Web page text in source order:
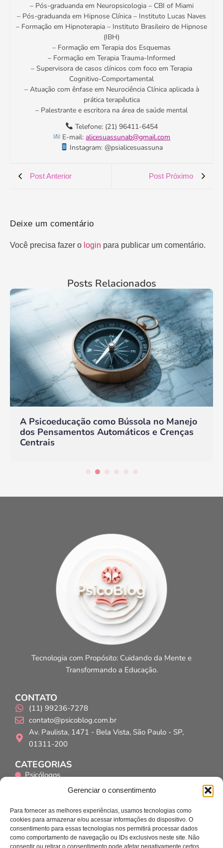
Gerenciar o consentimento
Para fornecer as melhores experiências, usamos tecnologias como
cookies para armazenar e/ou acessar informações do dispositivo. O
consentimento para essas tecnologias nos permitirá processar dados
como comportamento de navegação ou IDs exclusivos neste site. Não
consentir ou retirar o consentimento pode afetar negativamente certos
– Pós-graduanda em Neuropsicologia – CBI of Miami
– Pós-graduanda em Hipnose Clínica – Instituto Lucas Naves
– Formação em Hipnoterapia – Instituto Brasileiro de Hipnose
(IBH)
– Formação em Terapia dos Esquemas
– Formação em Terapia Trauma-Informed
– Supervisora de casos clínicos com foco em Terapia
Cognitivo-Comportamental
– Atuação com ênfase em Neurociência Clínica aplicada à
prática terapêutica
– Palestrante e escritora na área de saúde mental
Telefone: (21) 96411-6454
E-mail:alicesuassunab@gmail.com
Instagram: @psialicesuassuna
Post Anterior Post Próximo
Deixe um comentário
Você precisa fazer o login para publicar um comentário.
Posts Relacionados
A Psicoeducação como Bússola no Manejo
dos Pensamentos Automáticos e Crenças
Centrais
Tecnologia com Propósito: Cuidando da Mente e
Transformando a Educação.
CONTATO
(11) 99236-7278
contato@psicoblog.com.br
Av. Paulista, 1471 - Bela Vista, São Paulo - SP,
01311-200
CATEGORIAS
Psicólogos
Psicopedagogos
INSTITUCIONAL
Home
Quem Somos?